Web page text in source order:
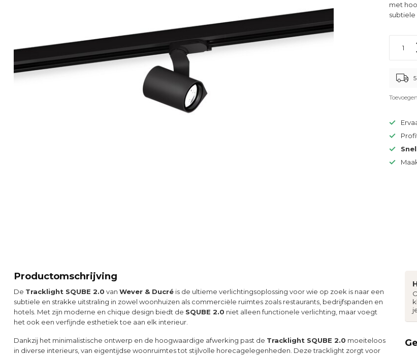
met
Productomschrijving
De Tracklight SQUBE 2.0 van Wever & Ducré is de ultieme verlichtingsoplossing voor wie op zoek is naar een
subtiele en strakke uitstraling in zowel woonhuizen als commerciële ruimtes zoals restaurants, bedrijfspanden en
hotels. Met zijn moderne en chique design biedt de SQUBE 2.0 niet alleen functionele verlichting, maar voegt
het ook een verfijnde esthetiek toe aan elk interieur.
Dankzij het minimalistische ontwerp en de hoogwaardige afwerking past de Tracklight SQUBE 2.0 moeiteloos
in diverse interieurs, van eigentijdse woonruimtes tot stijlvolle horecagelegenheden. Deze tracklight zorgt voor